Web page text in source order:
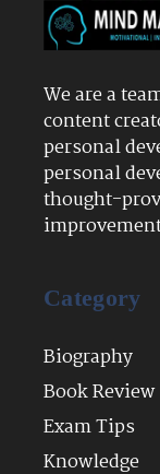
We are a
content
personal
personal
thought-
Category
Biography
Book Review
Exam Tips
Knowledge